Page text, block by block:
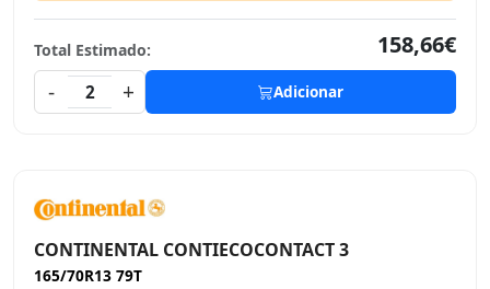
Total Estimado:
158,66€
-
2 + Adicionar
CONTINENTAL CONTIECOCONTACT 3
165/70R13 79T